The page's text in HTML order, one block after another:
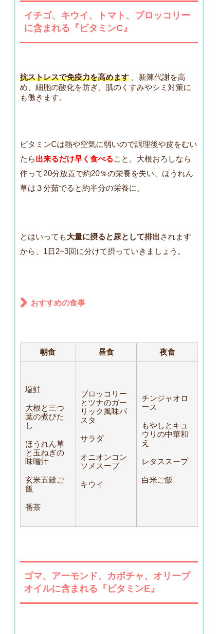
イチゴ、キウイ、トマト、 ブロッコリー
に含まれる『ビタミンC』
抗ストレスで免疫力を高めます 。新陳代謝を高
め、細胞の酸化を防ぎ、肌のくすみやシミ対策に
も働きます。
ビタミンCは熱や空気に弱いので調理後や皮をむい
たら出来るだけ早く食べること。大根おろしなら
作って20分放置で約20％の栄養を失い、ほうれん
草は３分茹でると約半分の栄養に。
とはいっても大量に摂ると尿として排出されます
から、1日2~3回に分けて摂っていきましょう。
おすすめの食事
朝食 昼食 夜食
塩鮭
大根と三つ
葉の煮びた
し
ほうれん草
と玉ねぎの
味噌汁
玄米五穀ご
飯
番茶
ブロッコリー
とツナのガー
リック風味パ
スタ
サラダ
オニオンコン
ソメスープ
キウイ
チンジャオロ
ース
もやしとキュ
ウリの中華和
え
レタススープ
白米ご飯
ゴマ、アーモンド、 カボチャ、オリーブ
オイルに含まれる『ビタミンE』